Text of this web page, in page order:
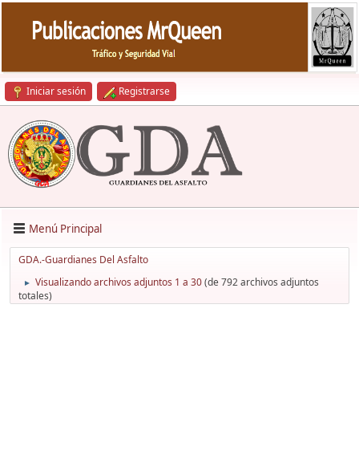
Iniciar sesión Registrarse
Menú Principal
GDA.-Guardianes Del Asfalto
► Visualizando archivos adjuntos 1 a 30(de 792 archivos adjuntos
totales)